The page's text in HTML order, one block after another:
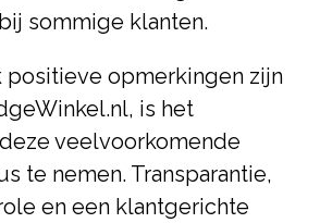
sommige klanten.
positieve opmerkingen zijn
is het
veelvoorkomende
te nemen. Transparantie,
en een klantgerichte